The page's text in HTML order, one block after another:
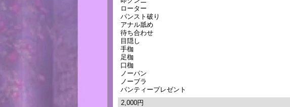
ローター
パンスト破り
アナル舐め
待ち合わせ
目隠し
手枷
足枷
口枷
ノーパン
ノーブラ
パンティープレゼント
2,000円